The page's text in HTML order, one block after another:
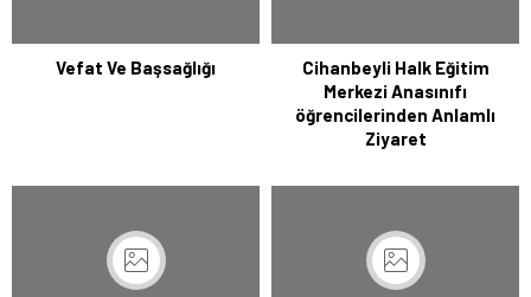
Vefat Ve Başsağlığı
Cihanbeyli Halk Eğitim
Merkezi Anasınıfı
öğrencilerinden Anlamlı
Ziyaret